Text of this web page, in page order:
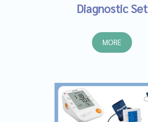
Diagnostic Set
MORE